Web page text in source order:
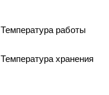
Температура работы
Температура хранения